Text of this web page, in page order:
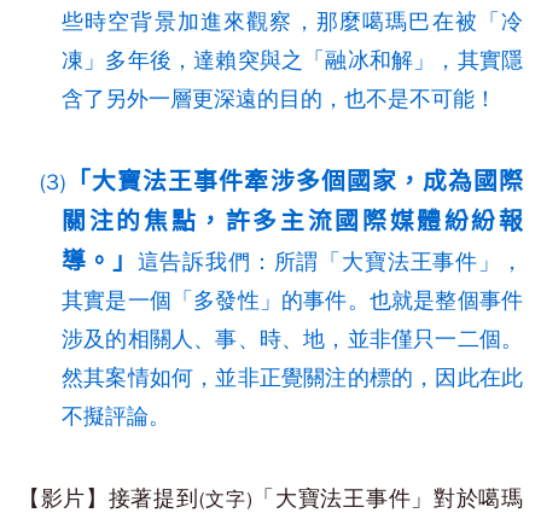
些時空背景加進來觀察，那麼噶瑪巴在被「冷
凍」多年後，達賴突與之「融冰和解」，其實隱
含了另外一層更深遠的目的，也不是不可能！
(3) 「大寶法王事件牽涉多個國家，成為國際
關注的焦點，許多主流國際媒體紛紛報
導。」 這告訴我們：所謂「大寶法王事件」，
其實是一個「多發性」的事件。也就是整個事件
涉及的相關人、事、時、地，並非僅只一二個。
然其案情如何，並非正覺關注的標的，因此在此
不擬評論。
【影片】接著提到 (文字) 「大寶法王事件」對於噶瑪